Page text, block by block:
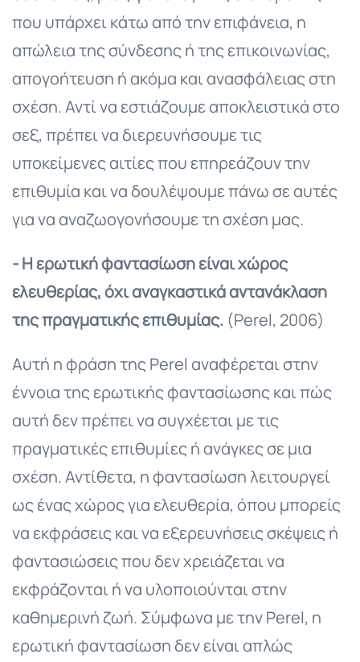
που υπάρχει κάτω από την επιφάνεια, η
απώλεια της σύνδεσης ή της επικοινωνίας,
απογοήτευση ή ακόμα και ανασφάλειας στη
σχέση. Αντί να εστιάζουμε αποκλειστικά στο
σεξ, πρέπει να διερευνήσουμε τις
υποκείμενες αιτίες που επηρεάζουν την
επιθυμία και να δουλέψουμε πάνω σε αυτές
για να αναζωογονήσουμε τη σχέση μας.
- Η ερωτική φαντασίωση είναι χώρος
ελευθερίας, όχι αναγκαστικά αντανάκλαση
της πραγματικής επιθυμίας. (Perel, 2006)
Αυτή η φράση της Perel αναφέρεται στην
έννοια της ερωτικής φαντασίωσης και πώς
αυτή δεν πρέπει να συγχέεται με τις
πραγματικές επιθυμίες ή ανάγκες σε μια
σχέση. Αντίθετα, η φαντασίωση λειτουργεί
ως ένας χώρος για ελευθερία, όπου μπορείς
να εκφράσεις και να εξερευνήσεις σκέψεις ή
φαντασιώσεις που δεν χρειάζεται να
εκφράζονται ή να υλοποιούνται στην
καθημερινή ζωή. Σύμφωνα με την Perel, η
ερωτική φαντασίωση δεν είναι απλώς